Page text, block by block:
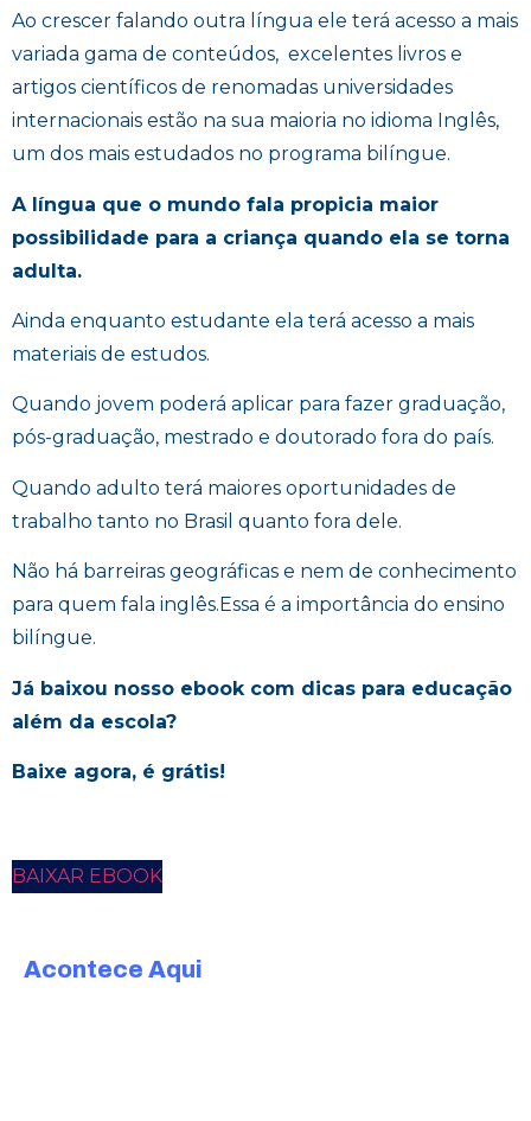
Ao crescer falando outra língua ele terá acesso a mais
variada gama de conteúdos, excelentes livros e
artigos científicos de renomadas universidades
internacionais estão na sua maioria no idioma Inglês,
um dos mais estudados no programa bilíngue.
A língua que o mundo fala propicia maior
possibilidade para a criança quando ela se torna
adulta.
Ainda enquanto estudante ela terá acesso a mais
materiais de estudos.
Quando jovem poderá aplicar para fazer graduação,
pós-graduação, mestrado e doutorado fora do país.
Quando adulto terá maiores oportunidades de
trabalho tanto no Brasil quanto fora dele.
Não há barreiras geográficas e nem de conhecimento
para quem fala inglês.Essa é a importância do ensino
bilíngue.
Já baixou nosso ebook com dicas para educação
além da escola?
Baixe agora, é grátis!
BAIXAR EBOOK
Acontece Aqui